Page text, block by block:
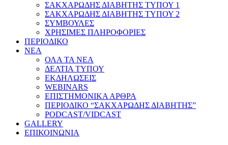
ΣΑΚΧΑΡΩΔΗΣ ΔΙΑΒΗΤΗΣ ΤΥΠΟΥ 1
ΣΑΚΧΑΡΩΔΗΣ ΔΙΑΒΗΤΗΣ ΤΥΠΟΥ 2
ΣΥΜΒΟΥΛΕΣ
ΧΡΗΣΙΜΕΣ ΠΛΗΡΟΦΟΡΙΕΣ
ΠΕΡΙΟΔΙΚΟ
ΝΕΑ
ΟΛΑ ΤΑ ΝΕΑ
ΔΕΛΤΙΑ ΤΥΠΟΥ
ΕΚΔΗΛΩΣΕΙΣ
WEBINARS
ΕΠΙΣΤΗΜΟΝΙΚΑ ΑΡΘΡΑ
ΠΕΡΙΟΔΙΚΟ “ΣΑΚΧΑΡΩΔΗΣ ΔΙΑΒΗΤΗΣ”
PODCAST/VIDCAST
GALLERY
ΕΠΙΚΟΙΝΩΝΙΑ